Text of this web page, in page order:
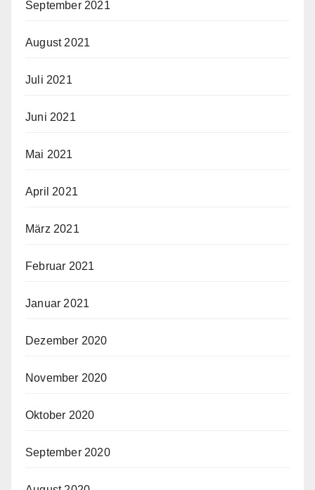
September 2021
August 2021
Juli 2021
Juni 2021
Mai 2021
April 2021
März 2021
Februar 2021
Januar 2021
Dezember 2020
November 2020
Oktober 2020
September 2020